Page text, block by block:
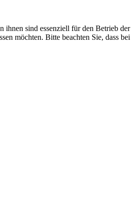
sind essenziell für den Betrieb
möchten. Bitte beachten Sie, dass